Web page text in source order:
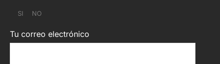
SI NO
Tu correo electrónico